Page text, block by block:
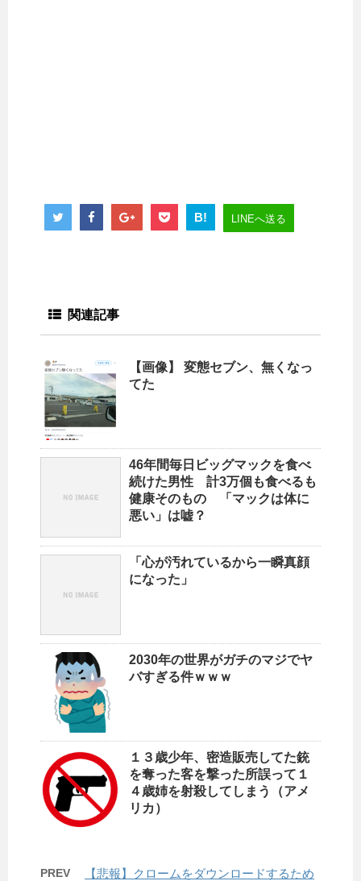
B! LINEへ送る
関連記事
【画像】 変態セブン、無くなっ
てた
46年間毎日ビッグマックを食べ
続けた男性 計3万個も食べるも
健康そのもの 「マックは体に
悪い」は嘘？
「心が汚れているから一瞬真顔
になった」
2030年の世界がガチのマジでヤ
バすぎる件ｗｗｗ
１３歳少年、密造販売してた銃
を奪った客を撃った所誤って１
４歳姉を射殺してしまう（アメ
リカ）
PREV
【悲報】クロームをダウンロードするため